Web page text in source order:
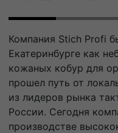
Компания Stich Profi
Екатеринбурге как
кожаных кобур для
прошел путь от
из лидеров рынка
России. Сегодня
производстве